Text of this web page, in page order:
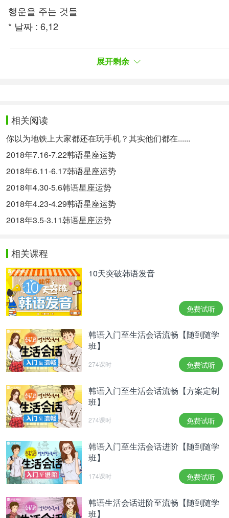
행운을 주는 것들
* 날짜 : 6,12
物件：保养食品
场所：饭店
颜色：绿色
양자리 (3/21~11/19)8월 6일 - 8월 12일
白羊座（3/21～11/19）8月6日-8月12日
이번 주는 기대 이상의 성과를 거둘 수 있는 시기입
골치아픈 일이 있어도 너무 염려하지 마세요.오래지
않아 아무 일 없었다는 듯 깨끗이 해결될 테니까요.
这周能获得很多期待以上的成果。不要浪费时间，勤
奋地行动吧。比起你的努力，你会获得更好的结果。
不要太留恋让人头疼的事情。用不了多久就会像什么
也没有发生一样彻底的解决。
커플이신 분들은 연인과 함께 휴가나 여행을 즐겨보
세요.두 사람의 관계가 한층 진전될 수 있을 거에요.
싱글이신 분이라면 기회를 잘 포착하는 것이 좋습니
다.잘하면 마음에 둔 사람과 연을 맺을 수도 있어요.
系可能会更近一步。单身的人要把握好机会。顺利的
话可能会和喜欢的人结下缘分。
재물에 있어서는 만족할 만한 한 주가 될 거에요.약
지 않은 선물이나 용돈을 받을 수도 있어요.다만 돈
을 쓸 때에는 남보다 자신을 위해 쓰도록 하세요.
在财物方面会是令人满足的一周。可以通过一点的努
力就获得很多东西。可能会收到意料之外的礼物或者
零花钱，只是每次花钱的时候，请不要为了别人花，
为了自己花吧。
展开剩余
相关阅读
你以为地铁上大家都还在玩手机？其实他们都在......
2018年7.16-7.22韩语星座运势
2018年6.11-6.17韩语星座运势
2018年4.30-5.6韩语星座运势
2018年4.23-4.29韩语星座运势
2018年3.5-3.11韩语星座运势
相关课程
10天突破韩语发音
免费试听
韩语入门至生活会话流畅【随到随学
班】
274课时 免费试听
韩语入门至生活会话流畅【方案定制
班】
274课时 免费试听
韩语入门至生活会话进阶【随到随学
班】
174课时 免费试听
韩语生活会话进阶至流畅【随到随学
班】